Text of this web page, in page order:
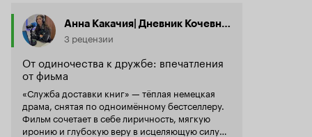
Анна Какачия| Дневник Кочевницы
3 рецензии
От одиночества к дружбе: впечатления
от фиьма
«Служба доставки книг» — тёплая немецкая
драма, снятая по одноимённому бестселлеру.
Фильм сочетает в себе лиричность, мягкую
иронию и глубокую веру в исцеляющую силу